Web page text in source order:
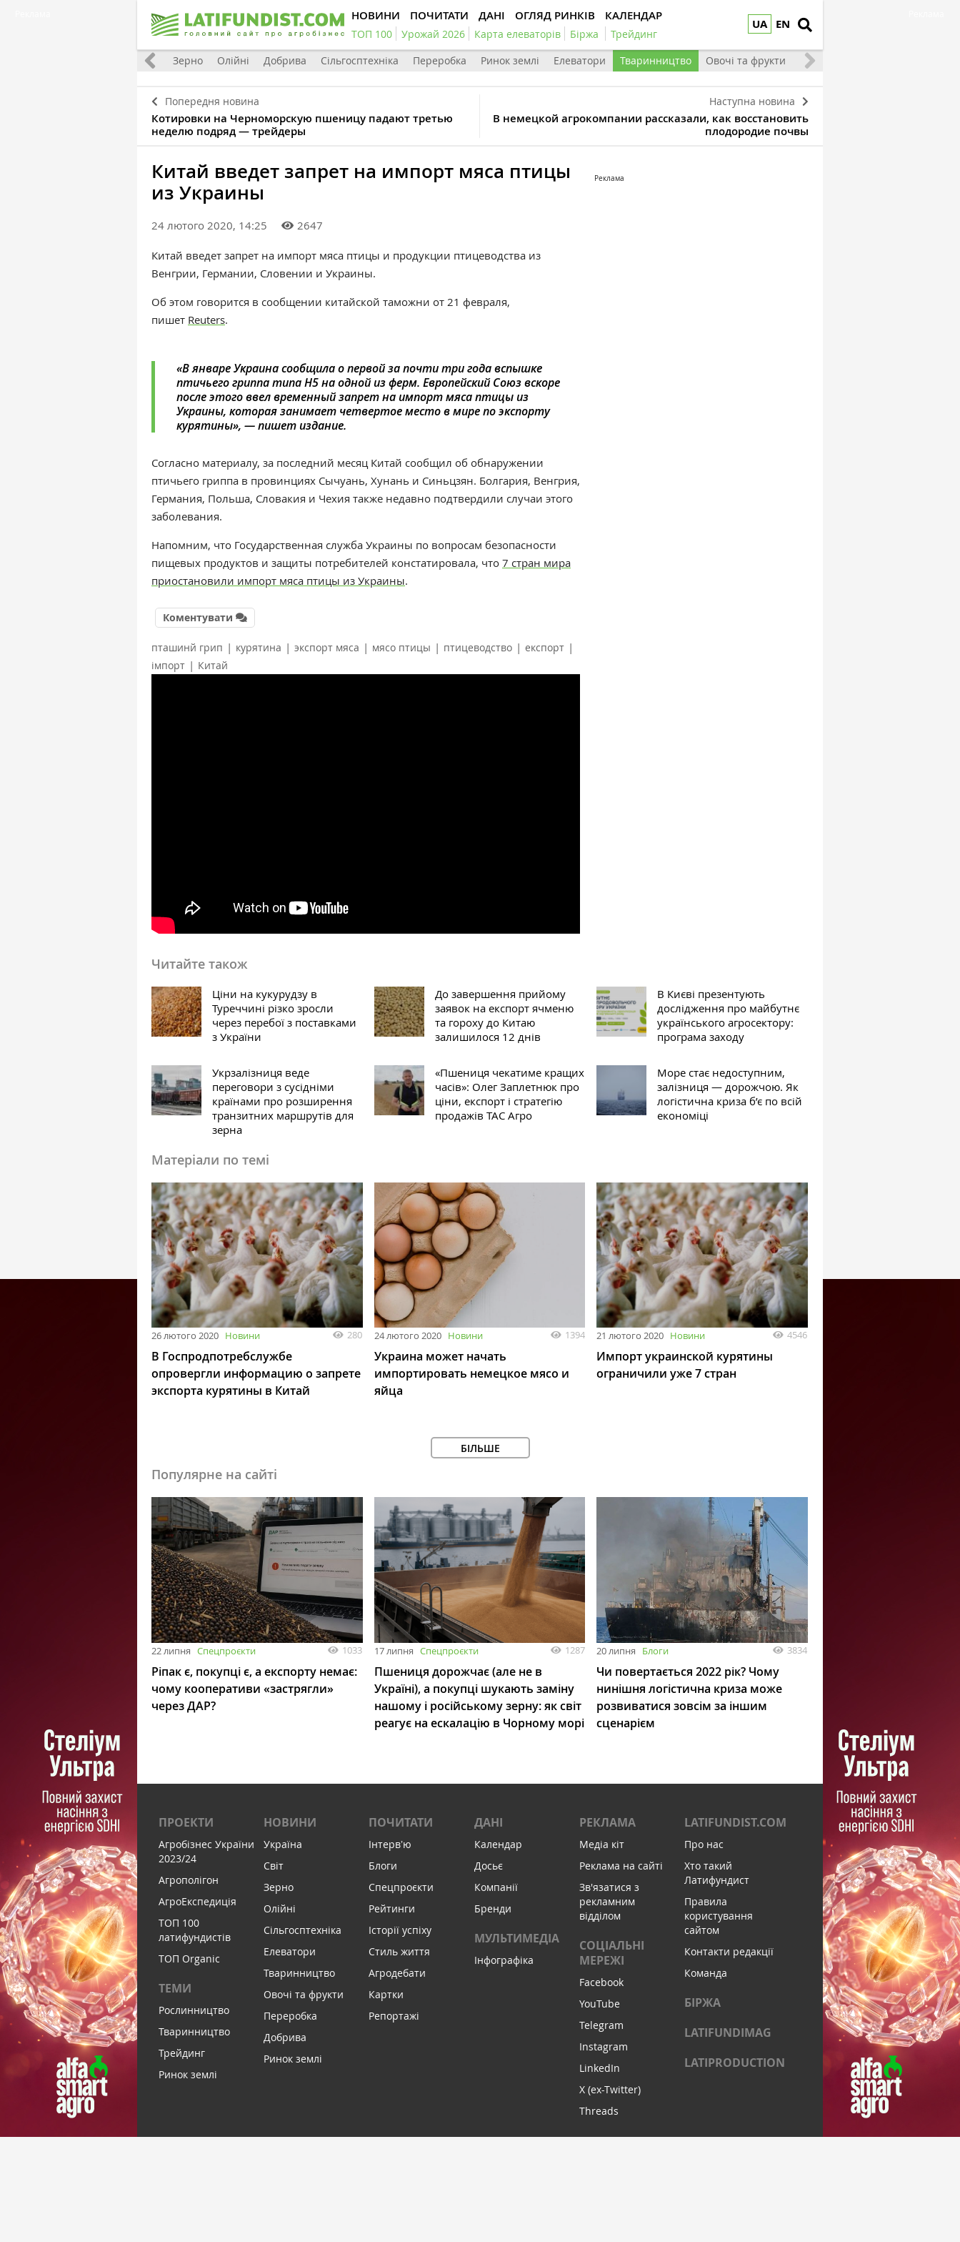
UA EN
НОВИНИ ПОЧИТАТИ ДАНІ ОГЛЯД РИНКІВ КАЛЕНДАР
ТОП 100 Урожай 2026 Карта елеваторів Біржа Трейдинг
Світ Зерно Олійні Добрива Сільгосптехніка Переробка Ринок землі Елеватори Тваринництво Овочі та фрукти
Попередня новина
Котировки на Черноморскую пшеницу падают третью
неделю подряд — трейдеры
Наступна новина
В немецкой агрокомпании рассказали, как восстановить
плодородие почвы
Китай введет запрет на импорт мяса птицы
из Украины
24 лютого 2020, 14:25 2647
Китай введет запрет на импорт мяса птицы и продукции птицеводства из
Венгрии, Германии, Словении и Украины.
Об этом говорится в сообщении китайской таможни от 21 февраля,
пишет Reuters.
«В январе Украина сообщила о первой за почти три года вспышке
птичьего гриппа типа H5 на одной из ферм. Европейский Союз вскоре
после этого ввел временный запрет на импорт мяса птицы из
Украины, которая занимает четвертое место в мире по экспорту
курятины», — пишет издание.
Согласно материалу, за последний месяц Китай сообщил об обнаружении
птичьего гриппа в провинциях Сычуань, Хунань и Синьцзян. Болгария, Венгрия,
Германия, Польша, Словакия и Чехия также недавно подтвердили случаи этого
заболевания.
Напомним, что Государственная служба Украины по вопросам безопасности
пищевых продуктов и защиты потребителей констатировала, что 7 стран мира
приостановили импорт мяса птицы из Украины.
Коментувати
пташинй грип | курятина | экспорт мяса | мясо птицы | птицеводство | експорт |
імпорт | Китай
Реклама
Читайте також
Ціни на кукурудзу в
Туреччині різко зросли
через перебої з поставками
з України
До завершення прийому
заявок на експорт ячменю
та гороху до Китаю
залишилося 12 днів
В Києві презентують
дослідження про майбутнє
українського агросектору:
програма заходу
Укрзалізниця веде
переговори з сусідніми
країнами про розширення
транзитних маршрутів для
зерна
«Пшениця чекатиме кращих
часів»: Олег Заплетнюк про
ціни, експорт і стратегію
продажів ТАС Агро
Море стає недоступним,
залізниця — дорожчою. Як
логістична криза б’є по всій
економіці
Матеріали по темі
26 лютого 2020 Новини 280
В Госпродпотребслужбе
опровергли информацию о запрете
экспорта курятины в Китай
24 лютого 2020 Новини 1394
Украина может начать
импортировать немецкое мясо и
яйца
21 лютого 2020 Новини 4546
Импорт украинской курятины
ограничили уже 7 стран
БІЛЬШЕ
Популярне на сайті
22 липня Спецпроєкти 1033
Ріпак є, покупці є, а експорту немає:
чому кооперативи «застрягли»
через ДАР?
17 липня Спецпроєкти 1287
Пшениця дорожчає (але не в
Україні), а покупці шукають заміну
нашому і російському зерну: як світ
реагує на ескалацію в Чорному морі
20 липня Блоги 3834
Чи повертається 2022 рік? Чому
нинішня логістична криза може
розвиватися зовсім за іншим
сценарієм
ПРОЕКТИ
Агробізнес України
2023/24
Агрополігон
АгроЕкспедиція
ТОП 100
латифундистів
ТОП Organic
ТЕМИ
Рослинництво
Тваринництво
Трейдинг
Ринок землі
НОВИНИ
Україна
Світ
Зерно
Олійні
Сільгосптехніка
Елеватори
Тваринництво
Овочі та фрукти
Переробка
Добрива
Ринок землі
ПОЧИТАТИ
Інтервʼю
Блоги
Спецпроєкти
Рейтинги
Історії успіху
Стиль життя
Агродебати
Картки
Репортажі
ДАНІ
Календар
Досьє
Компанії
Бренди
МУЛЬТИМЕДІА
Інфографіка
РЕКЛАМА
Медіа кіт
Реклама на сайті
Зв'язатися з
рекламним
відділом
СОЦІАЛЬНІ
МЕРЕЖІ
Facebook
YouTube
Telegram
Instagram
LinkedIn
X (ex-Twitter)
Threads
LATIFUNDIST.COM
Про нас
Хто такий
Латифундист
Правила
користування
сайтом
Контакти редакції
Команда
БІРЖА
LATIFUNDIMAG
LATIPRODUCTION